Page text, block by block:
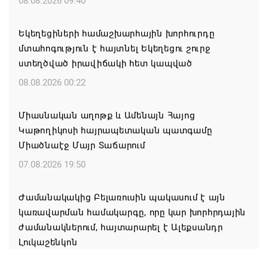
Եկեղեցիների համաշխարհային խորհուրդը
մտահոգություն է հայտնել Եկեղեցու շուրջ
ստեղծված իրավիճակի հետ կապված
08.08.2026 00:22
Միասնական աղոթք և Ամենայն Հայոց
Կաթողիկոսի հայրապետական պատգամը
Միածնաէջ Մայր Տաճարում
07.08.2026 19:50
Ժամանակակից Բելառուսին պակասում է այն
կառավարման համակարգը, որը կար խորհրդային
ժամանակներում, հայտարարել է Ալեքսանդր
Լուկաշենկոն